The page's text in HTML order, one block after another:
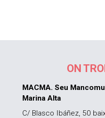
ON
MACMA. Seu
Marina Alta
C/ Blasco Ibáñez, 50